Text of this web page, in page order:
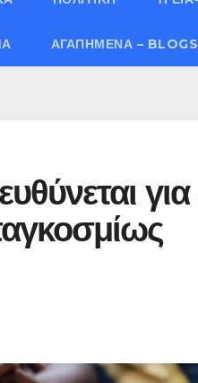
ΑΓΑΠΗΜΈΝΑ – BLOGS